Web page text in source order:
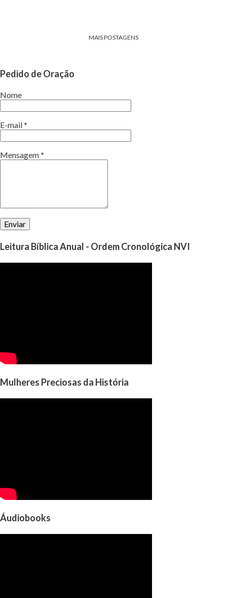
MAIS POSTAGENS
Pedido de Oração
Nome
E-mail *
Mensagem *
Leitura Bíblica Anual - Ordem Cronológica NVI
Mulheres Preciosas da História
Áudiobooks